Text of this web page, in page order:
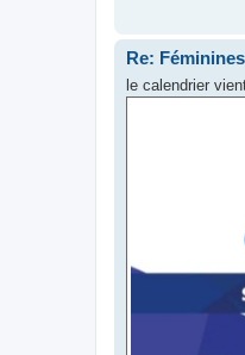
Re:
le calendrier